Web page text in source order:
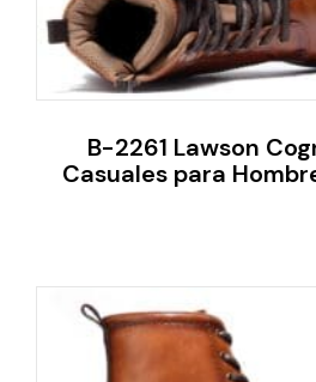
B-2261 Lawson
Casuales para